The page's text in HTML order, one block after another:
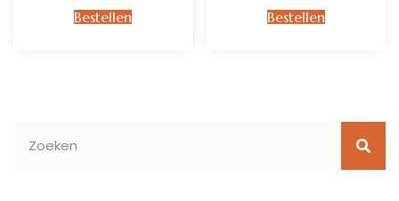
Bestellen Bestellen